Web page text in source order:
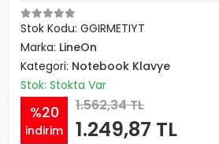
Stok Kodu: GGIRMETIYT
Marka: LineOn
Kategori: Notebook Klavye
Stok: Stokta Var
%20
indirim
1.562,34 TL
1.249,87 TL